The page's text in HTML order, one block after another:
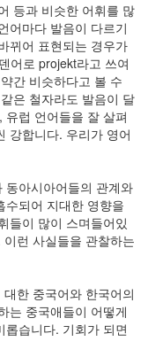
등과 비슷한 어휘를 많
어마다 발음이 다르기
뀌어 표현되는 경우가
어로 projekt라고 쓰여
간 비슷하다고 볼 수
은 철자라도 발음이 달
럽 언어들을 잘 살펴
강합니다. 우리가 영어
동아시아어들의 관계와
수되어 지대한 영향을
들이 많이 스며들어있
런 사실들을 관찰하는
한 중국어와 한국어의
는 중국애들이 어떻게
습니다. 기회가 되면